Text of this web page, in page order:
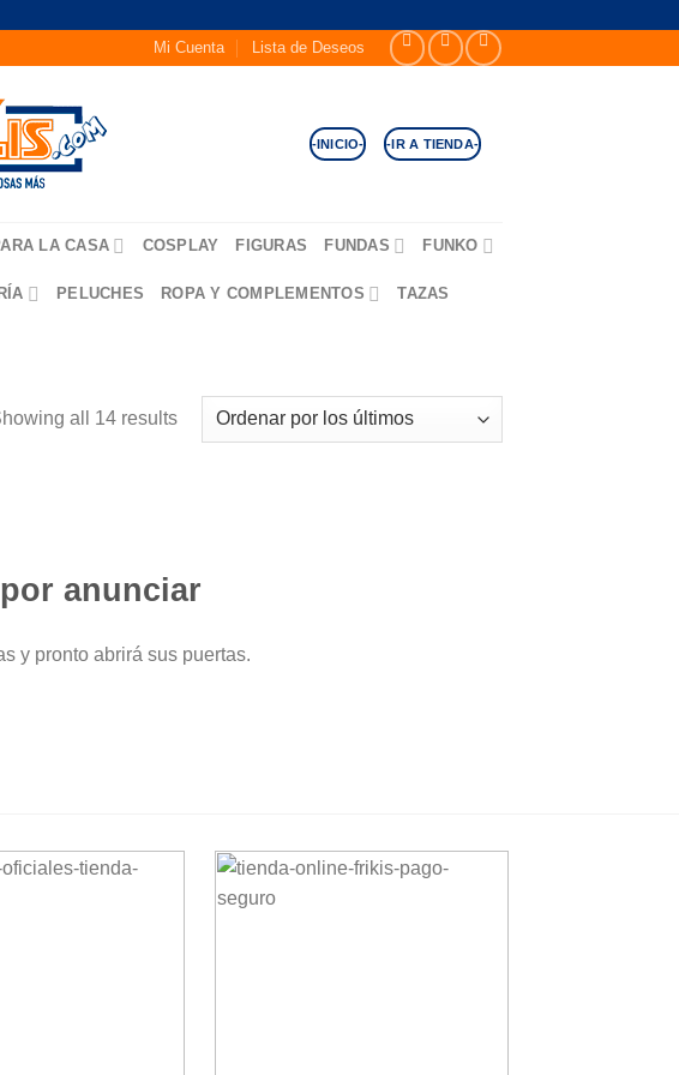
Mi Cuenta Lista de Deseos
-INICIO- -IR A TIENDA-
LA CASA COSPLAY FIGURAS FUNDAS FUNKO
PELUCHES ROPA Y COMPLEMENTOS TAZAS
all 14 results
anunciar
y pronto abrirá sus puertas.